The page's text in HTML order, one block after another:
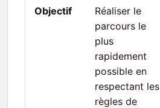
Objectif
Réaliser le
parcours le
plus
rapidement
possible en
respectant les
règles de